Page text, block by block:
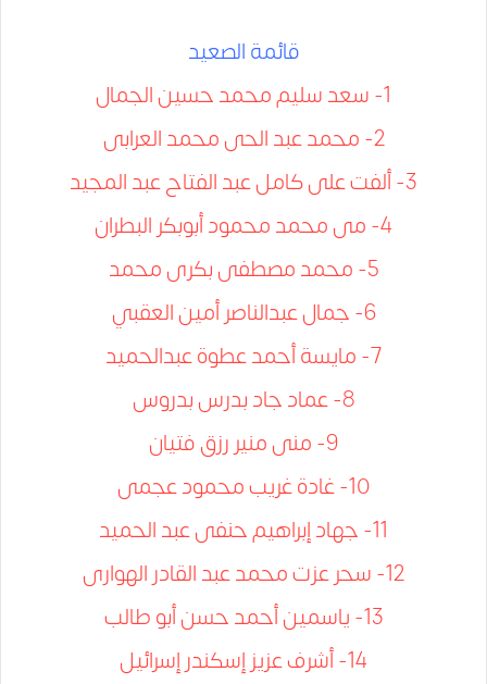
قائمة الصعيد
1- سعد سليم محمد حسين الجمال
2- محمد عبد الحى محمد العرابى
3- ألفت على كامل عبد الفتاح عبد المجيد
4- مى محمد محمود أبوبكر البطران
5- محمد مصطفى بكرى محمد
6- جمال عبدالناصر أمين العقبي
7- مايسة أحمد عطوة عبدالحميد
8- عماد جاد بدرس بدروس
9- منى منير رزق فتيان
10- غادة غريب محمود عجمى
11- جهاد إبراهيم حنفى عبد الحميد
12- سحر عزت محمد عبد القادر الهوارى
13- ياسمين أحمد حسن أبو طالب
14- أشرف عزيز إسكندر إسرائيل